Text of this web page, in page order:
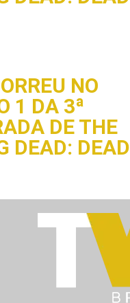
NO
1 DA 3ª
DE THE
DEAD: DEAD